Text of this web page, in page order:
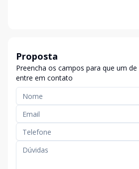
Proposta
Preencha os campos para que um
entre em contato